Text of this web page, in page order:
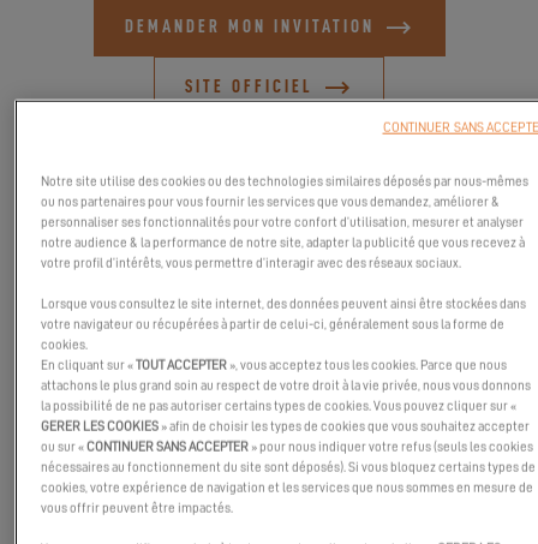
DEMANDER MON INVITATION
SITE OFFICIEL
Si vous êtes à la recherche d'une expérience nautique
exceptionnelle, ne cherchez pas plus loin ! Venez nous rejoindre
au salon de Cannes, l'un des plus grands salons nautiques au
Notre site utilise des cookies ou des technologies similaires déposés par nous-mêmes
ou nos partenaires pour vous fournir les services que vous demandez, améliorer &
personnaliser ses fonctionnalités pour votre confort d’utilisation, mesurer et analyser
notre audience & la performance de notre site, adapter la publicité que vous recevez à
votre profil d’intérêts, vous permettre d’interagir avec des réseaux sociaux.
Lorsque vous consultez le site internet, des données peuvent ainsi être stockées dans
votre navigateur ou récupérées à partir de celui-ci, généralement sous la forme de
cookies.
En cliquant sur «TOUT ACCEPTER », vous acceptez tous les cookies. Parce que nous
attachons le plus grand soin au respect de votre droit à la vie privée, nous vous donnons
la possibilité de ne pas autoriser certains types de cookies. Vous pouvez cliquer sur «
GERER LES COOKIES » afin de choisir les types de cookies que vous souhaitez accepter
ou sur «CONTINUER SANS ACCEPTER » pour nous indiquer votre refus (seuls les cookies
nécessaires au fonctionnement du site sont déposés). Si vous bloquez certains types de
cookies, votre expérience de navigation et les services que nous sommes en mesure de
vous offrir peuvent être impactés.
CONTINUER SANS